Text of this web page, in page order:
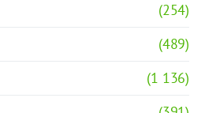
(254)
(489)
(1 136)